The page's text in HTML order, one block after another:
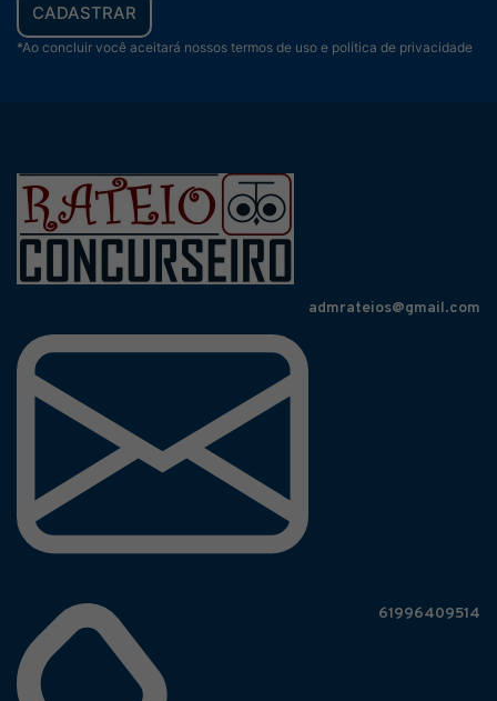
CADASTRAR
*Ao concluir você aceitará nossos termos de uso e política de privacidade
admrateios@gmail.com
61996409514